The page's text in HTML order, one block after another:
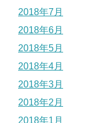
2018年7月
2018年6月
2018年5月
2018年4月
2018年3月
2018年2月
2018年1月